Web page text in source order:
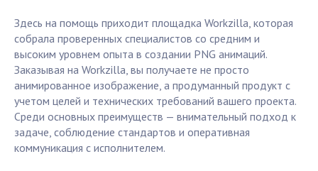
Здесь на помощь приходит площадка Workzilla, которая
собрала проверенных специалистов со средним и
высоким уровнем опыта в создании PNG анимаций.
Заказывая на Workzilla, вы получаете не просто
анимированное изображение, а продуманный продукт с
учетом целей и технических требований вашего проекта.
Среди основных преимуществ — внимательный подход к
задаче, соблюдение стандартов и оперативная
коммуникация с исполнителем.